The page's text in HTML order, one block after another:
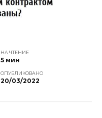
НА ЧТЕНИЕ
5 мин
ОПУБЛИКОВАНО
20/03/2022